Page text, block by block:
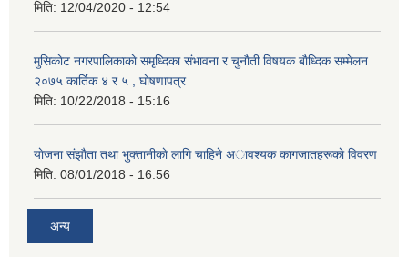
मिति: 12/04/2020 - 12:54
मुसिकाेट नगरपालिकाकाे समृध्दिका संभावना र चुनाैती विषयक बाैध्दिक सम्मेलन
२०७५ कार्तिक ४ र ५ , घाेषणापत्र
मिति: 10/22/2018 - 15:16
याेजना संझाैता तथा भुक्तानीकाे लागि चाहिने अावश्यक कागजातहरूकाे विवरण
मिति: 08/01/2018 - 16:56
अन्य